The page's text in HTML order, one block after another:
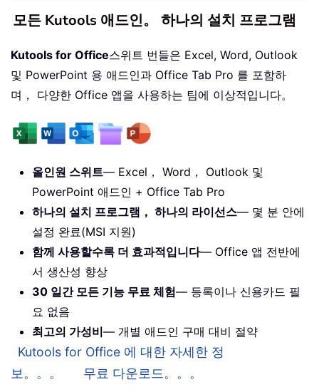
모든 Kutools 애드인。 하나의 설치 프로그램
Kutools for Office스위트 번들은 Excel, Word, Outlook
및 PowerPoint 용 애드인과 Office Tab Pro 를 포함하
며， 다양한 Office 앱을 사용하는 팀에 이상적입니다。
올인원 스위트— Excel， Word， Outlook 및
PowerPoint 애드인 + Office Tab Pro
하나의 설치 프로그램， 하나의 라이선스— 몇 분 안에
설정 완료(MSI 지원)
함께 사용할수록 더 효과적입니다— Office 앱 전반에
서 생산성 향상
30 일간 모든 기능 무료 체험— 등록이나 신용카드 필
요 없음
최고의 가성비— 개별 애드인 구매 대비 절약
Kutools for Office 에 대한 자세한 정
보。。。
무료 다운로드。。。